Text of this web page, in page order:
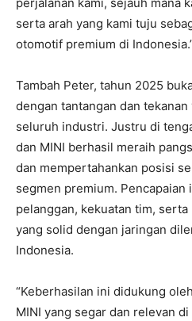
serta arah yang kami tuju
otomotif premium di
Tambah Peter, tahun 2025
dengan tantangan dan
seluruh industri. Justru di
dan MINI berhasil meraih
dan mempertahankan posisi
segmen premium. Pencapaian
pelanggan, kekuatan tim,
yang solid dengan jaringan
Indonesia.
“Keberhasilan ini didukung
MINI yang segar dan relevan